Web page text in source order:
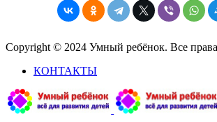
Copyright © 2024 Умный ребёнок. Все
КОНТАКТЫ